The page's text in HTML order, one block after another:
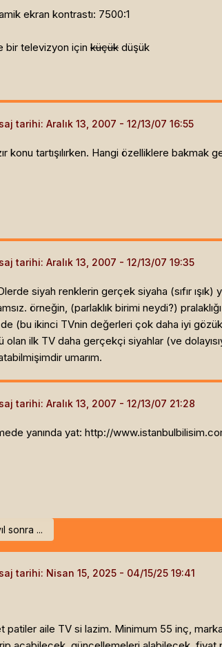
ekran kontrastı: 7500:1
bir televizyon için küçük düşük
tarihi: Aralık 13, 2007
konu tartışılırken. Hangi özelliklere
tarihi: Aralık 13, 2007
siyah renklerin gerçek siyaha (sıfır ışık)
örneğin, (parlaklık birimi neydi?)
(bu ikinci TVnin değerleri çok daha iyi
olan ilk TV daha gerçekçi siyahlar (ve
umarım.
tarihi: Aralık 13, 2007
yanında yat: http://
sonra ...
tarihi: Nisan 15, 2025
patiler aile TV si lazim. Minimum 55 inç,